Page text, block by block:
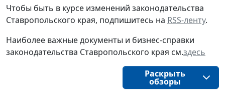
Чтобы быть в курсе изменений законодательства
Ставропольского края, подпишитесь на RSS-ленту.
Наиболее важные документы и бизнес-справки
законодательства Ставропольского края см.здесь
Раскрыть
обзоры